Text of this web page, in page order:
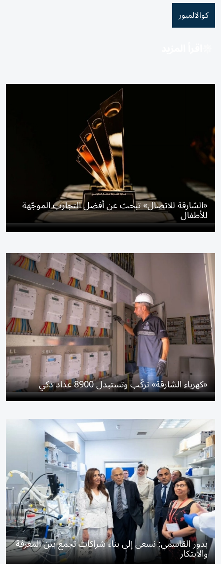
كوالالمبور
«الشارقة للاتصال» تبحث عن أفضل التجارب الموجّهة
للأطفال
«كهرباء الشارقة» تركّب وتستبدل 8900 عداد ذكي
بدور القاسمي: نسعى إلى بناء شراكات تجمع بين المعرفة
والابتكار